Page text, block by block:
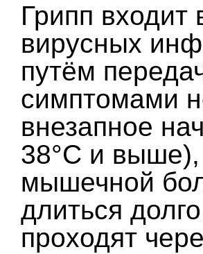
Грипп входит
вирусных
путём
симптомами
внезапное
38°С и выше),
мышечной
длиться
проходят